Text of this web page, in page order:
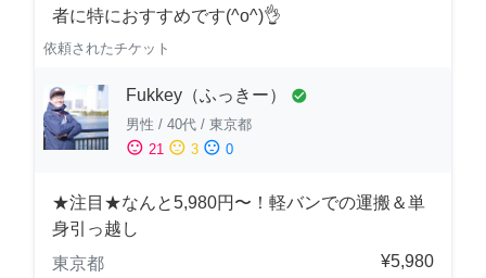
者に特におすすめです(^o^)👌
依頼されたチケット
Fukkey（ふっきー） check_circle
男性 / 40代 / 東京都
sentiment_satisfied 21 sentiment_neutral 3 sentiment_dissatisfied 0
★注目★なんと5,980円〜！軽バンでの運搬＆単
身引っ越し
東京都
¥5,980